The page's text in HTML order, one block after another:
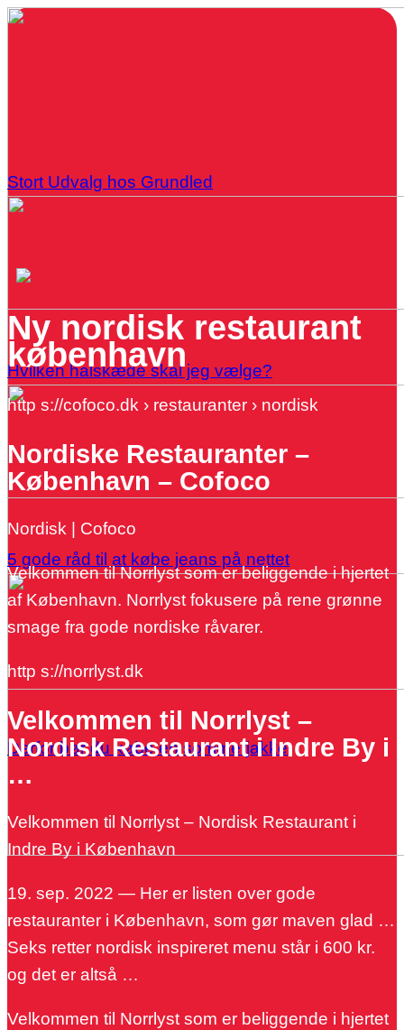
Stort Udvalg hos Grundled
Hvilken halskæde skal jeg vælge?
5 gode råd til at købe jeans på nettet
Derfor bør du købe en sommerjakke
Ny nordisk restaurant
københavn
http s://cofoco.dk › restauranter › nordisk
Nordiske Restauranter –
København – Cofoco
Nordisk | Cofoco
Velkommen til Norrlyst som er beliggende i hjertet
af København. Norrlyst fokusere på rene grønne
smage fra gode nordiske råvarer.
http s://norrlyst.dk
Velkommen til Norrlyst –
Nordisk Restaurant i Indre By i
…
Velkommen til Norrlyst – Nordisk Restaurant i
Indre By i København
19. sep. 2022 — Her er listen over gode
restauranter i København, som gør maven glad …
Seks retter nordisk inspireret menu står i 600 kr.
og det er altså …
Velkommen til Norrlyst som er beliggende i hjertet